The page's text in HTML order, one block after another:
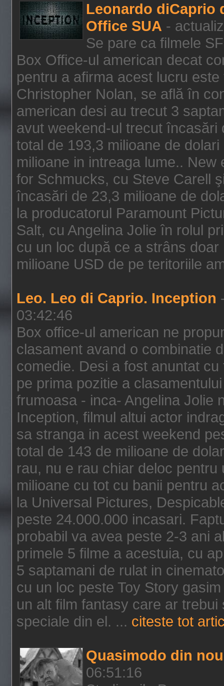
Leonardo diCaprio
Office SUA -
Se pare ca filmele
Box Office-ul american decat
pentru a afirma acest lucru
Christopher Nolan, se află în
american desi au trecut 3
avut weekend-ul trecut încasări
total de 193,3 milioane de
milioane in intreaga lume..
for Schmucks, cu Steve Carell
încasări de 23,3 milioane de
la producatorul Paramount
Salt, cu Angelina Jolie în rolul
cu un loc după ce a strâns
milioane USD de pe teritoriile
Leo. Leo di Caprio. Inception
03:42:46
Box office-ul american ne
clasament avand o combinatie
comedie. Desi a fost anuntat
pe prima pozitie a
frumoasa - inca- Angelina Jolie
Inception, filmul altui actor
sa stranga in acest weekend
total de 143 de milioane de
rau, nu e rau chiar deloc
milioane cu tot cu banii pentru
la Universal Pictures,
peste 24.000.000 incasari.
probabil va avea peste 2-3 ani
primele 5 filme a acestuia, cu
5 saptamani de rulat in
cu un loc peste Toy Story
un alt film fantasy care ar
speciale din el. ... citeste tot
Quasimodo din
06:51:16